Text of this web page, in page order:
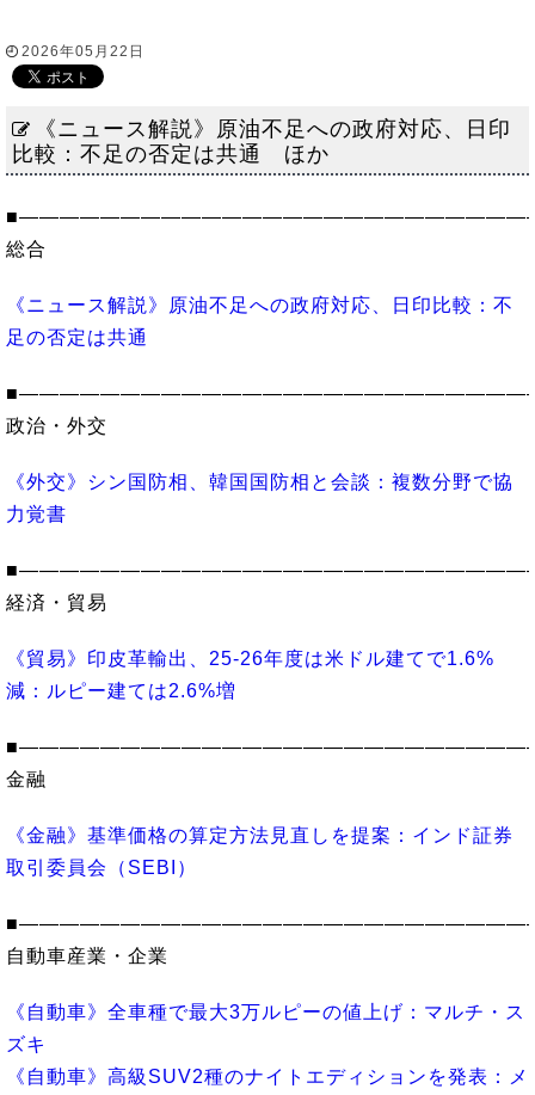
2026年05月22日
《ニュース解説》原油不足への政府対応、日印
比較：不足の否定は共通 ほか
総合
《ニュース解説》原油不足への政府対応、日印比較：不
足の否定は共通
政治・外交
《外交》シン国防相、韓国国防相と会談：複数分野で協
力覚書
経済・貿易
《貿易》印皮革輸出、25-26年度は米ドル建てで1.6%
減：ルピー建ては2.6%増
金融
《金融》基準価格の算定方法見直しを提案：インド証券
取引委員会（SEBI）
自動車産業・企業
《自動車》全車種で最大3万ルピーの値上げ：マルチ・ス
ズキ
《自動車》高級SUV2種のナイトエディションを発表：メ